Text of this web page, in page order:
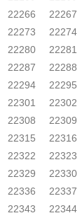
22266 22267
22273 22274
22280 22281
22287 22288
22294 22295
22301 22302
22308 22309
22315 22316
22322 22323
22329 22330
22336 22337
22343 22344